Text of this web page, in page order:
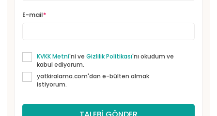
E-mail*
KVKK Metni'ni ve Gizlilik Politikası'nı okudum ve
kabul ediyorum.
yatkiralama.com'dan e-bülten almak
istiyorum.